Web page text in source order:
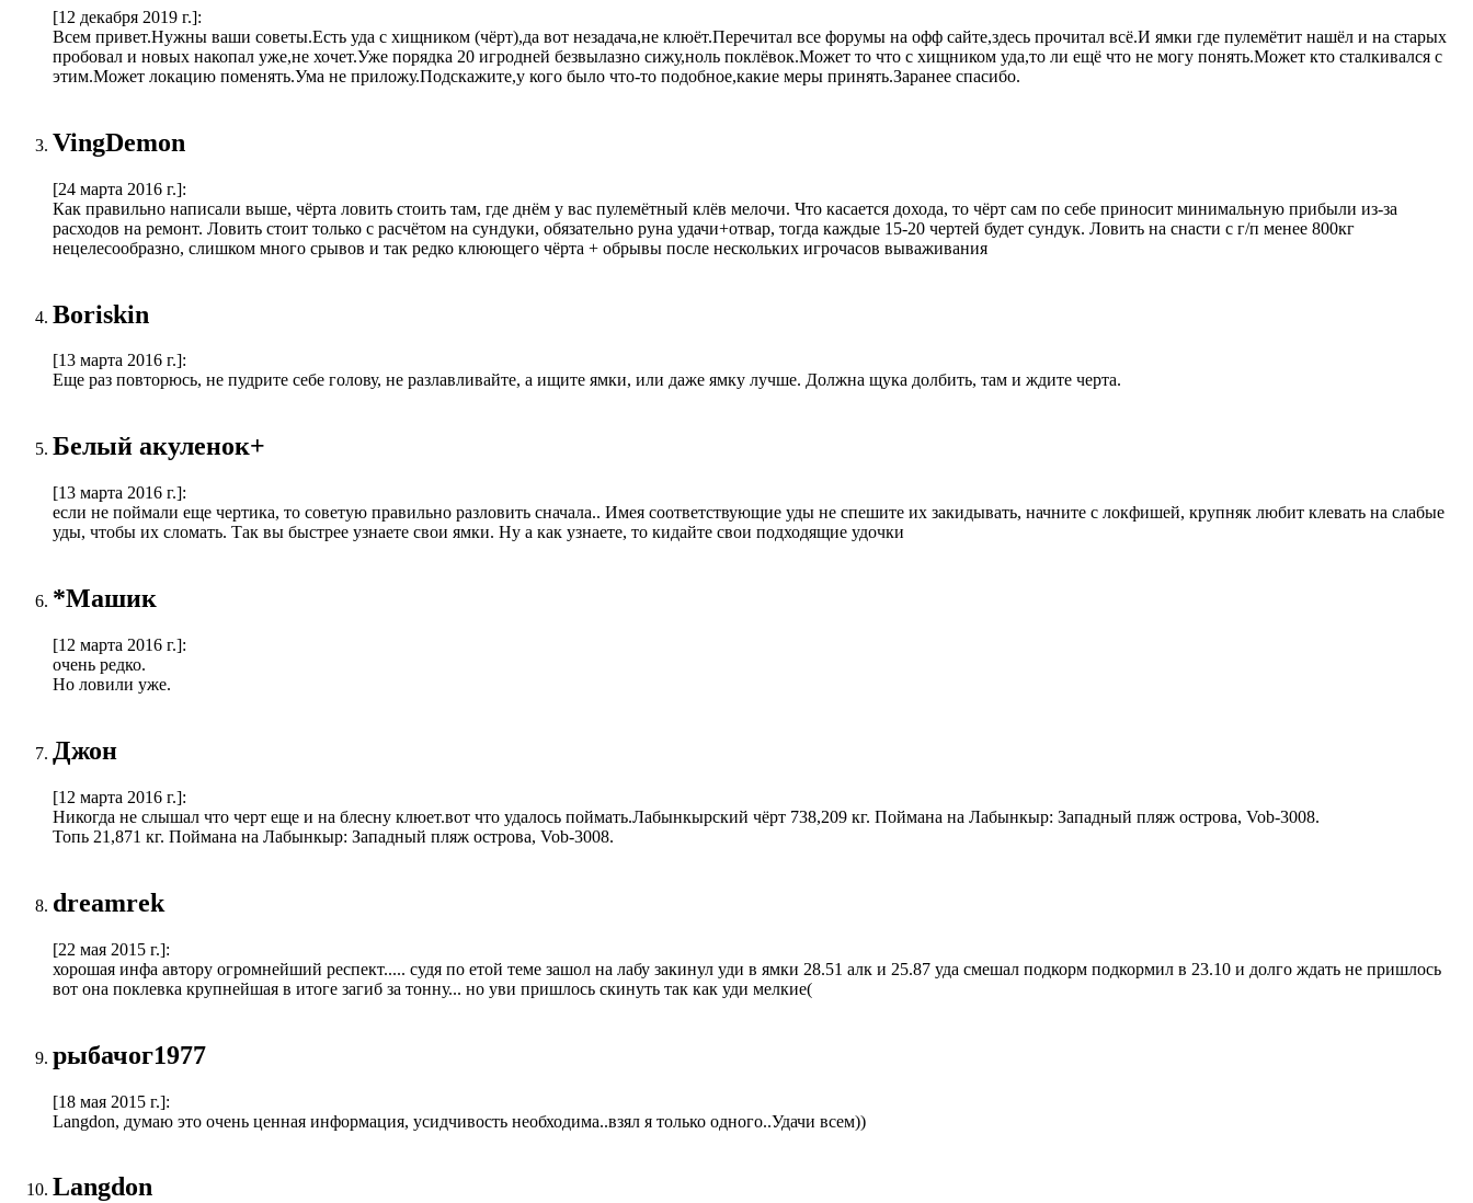
[12 декабря 2019 г.]:
Всем привет.Нужны ваши советы.Есть уда с хищником (чёрт),да вот незадача,не клюёт.Перечитал все форумы на офф сайте,здесь прочитал всё.И ямки где пулемётит нашёл и на старых
пробовал и новых накопал уже,не хочет.Уже порядка 20 игродней безвылазно сижу,ноль поклёвок.Может то что с хищником уда,то ли ещё что не могу понять.Может кто сталкивался с
этим.Может локацию поменять.Ума не приложу.Подскажите,у кого было что-то подобное,какие меры принять.Заранее спасибо.
VingDemon
[24 марта 2016 г.]:
Как правильно написали выше, чёрта ловить стоить там, где днём у вас пулемётный клёв мелочи. Что касается дохода, то чёрт сам по себе приносит минимальную прибыли из-за
расходов на ремонт. Ловить стоит только с расчётом на сундуки, обязательно руна удачи+отвар, тогда каждые 15-20 чертей будет сундук. Ловить на снасти с г/п менее 800кг
нецелесообразно, слишком много срывов и так редко клюющего чёрта + обрывы после нескольких игрочасов вываживания
Boriskin
[13 марта 2016 г.]:
Еще раз повторюсь, не пудрите себе голову, не разлавливайте, а ищите ямки, или даже ямку лучше. Должна щука долбить, там и ждите черта.
Белый акуленок+
[13 марта 2016 г.]:
если не поймали еще чертика, то советую правильно разловить сначала.. Имея соответствующие уды не спешите их закидывать, начните с локфишей, крупняк любит клевать на слабые
уды, чтобы их сломать. Так вы быстрее узнаете свои ямки. Ну а как узнаете, то кидайте свои подходящие удочки
*Машик
[12 марта 2016 г.]:
очень редко.
Но ловили уже.
Джон
[12 марта 2016 г.]:
Никогда не слышал что черт еще и на блесну клюет.вот что удалось поймать.Лабынкырский чёрт 738,209 кг. Поймана на Лабынкыр: Западный пляж острова, Vob-3008.
Топь 21,871 кг. Поймана на Лабынкыр: Западный пляж острова, Vob-3008.
dreamrek
[22 мая 2015 г.]:
хорошая инфа автору огромнейший респект..... судя по етой теме зашол на лабу закинул уди в ямки 28.51 алк и 25.87 уда смешал подкорм подкормил в 23.10 и долго ждать не пришлось
вот она поклевка крупнейшая в итоге загиб за тонну... но уви пришлось скинуть так как уди мелкие(
рыбачог1977
[18 мая 2015 г.]:
Langdon, думаю это очень ценная информация, усидчивость необходима..взял я только одного..Удачи всем))
Langdon